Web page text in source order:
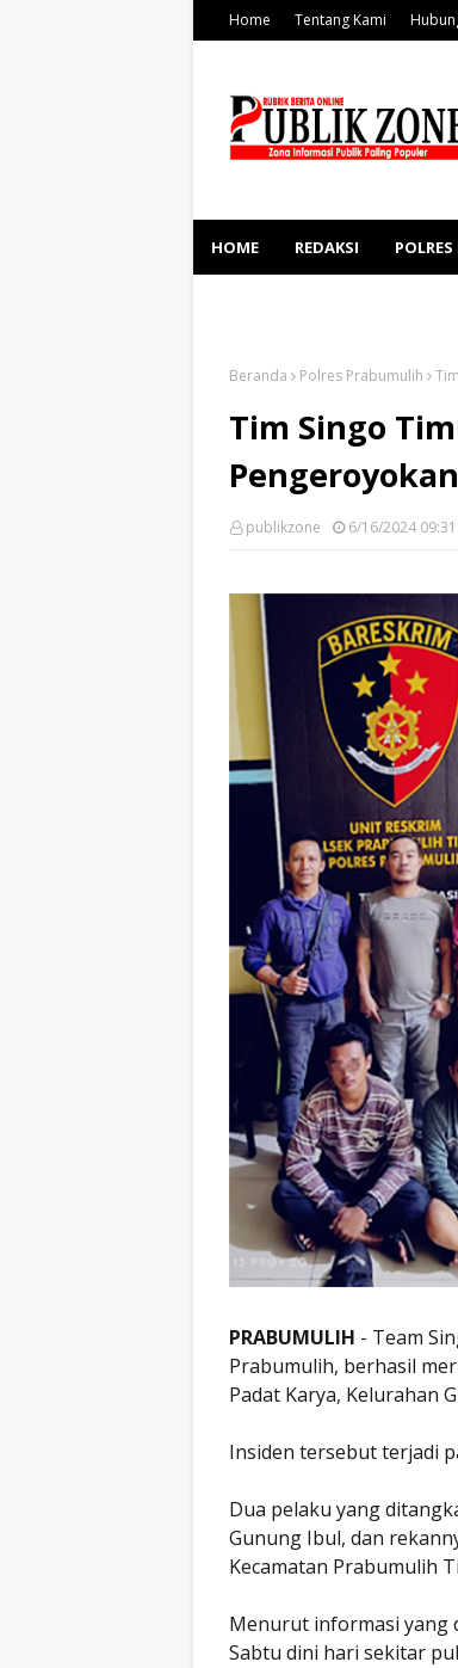
Home Tentang Kami
HOME REDAKSI
Beranda Polres Prabumulih
Tim Singo
Pengeroyokan
publikzone 6/16/2024
PRABUMULIH - Team
Prabumulih, berhasil
Padat Karya, Kelurahan
Insiden tersebut terjadi
Dua pelaku yang
Gunung Ibul, dan
Kecamatan Prabumulih
Menurut informasi yang
Sabtu dini hari sekitar